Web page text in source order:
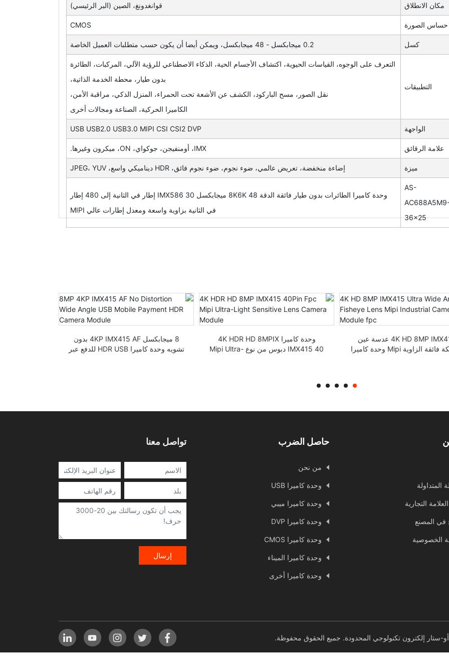
مكان الانطلاق قوانغدونغ، الصين (البر الرئيسي)
حساس الصورة CMOS
كسل 0.2 ميجابكسل - 48 ميجابكسل، ويمكن أيضا أن يكون حسب متطلبات العميل الخاصة
التطبيقات
التعرف على الوجوه، القياسات الحيوية، اكتشاف الأجسام الحية، الذكاء الاصطناعي للرؤية الآلي، المركبات، الطائرة
بدون طيار، محطة الخدمة الذاتية،
نقل الصور، مسح الباركود، الكشف عن الأشعة تحت الحمراء، المنزل الذكي، مراقبة الأمن،
الكاميرا الحركية، الصناعة ومجالات أخرى
الواجهة USB USB2.0 USB3.0 MIPI CSI CSI2 DVP
علامة الرقائق IMX، أومنفيجن، جوكواي، ON، ميكرون وغيرها.
ميزة إضاءة منخفضة، تعريض عالمي، ضوء نجوم، ضوء نجوم فائق، HDR ديناميكي واسع، JPEG، YUV
AS-
36x25
وحدة كاميرا الطائرات بدون طيار فائقة الدقة 8K6K 48 ميجابكسل IMX586 30 إطار في الثانية إلى 480 إطار
في الثانية بزاوية واسعة ومعدل إطارات عالي MIPI
4K HD 8MP IMX415 عدسة عين
السمكة فائقة الزاوية Mipi وحدة كاميرا
وحدة كاميرا 4K HDR HD 8MPIX
IMX415 40 دبوس من نوع Mipi Ultra-
8 ميجابكسل 4KP IMX415 AF بدون
تشويه وحدة كاميرا HDR USB للدفع عبر
المتداولة
التجارية
في المصنع
الخصوصية
حاصل الضرب
من نحن
وحدة كاميرا USB
وحدة كاميرا ميبي
وحدة كاميرا DVP
وحدة كاميرا CMOS
وحدة كاميرا الميناء
وحدة كاميرا أخرى
تواصل معنا
إرسال